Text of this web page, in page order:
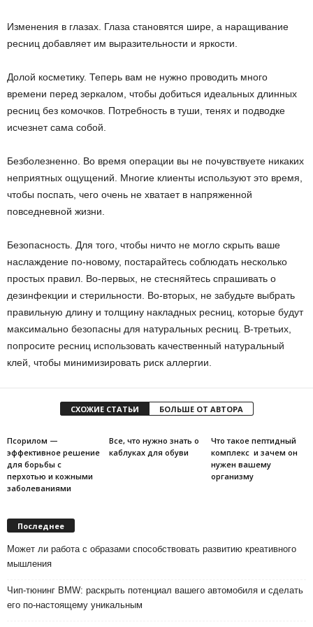
Изменения в глазах. Глаза становятся шире, а наращивание
ресниц добавляет им выразительности и яркости.
Долой косметику. Теперь вам не нужно проводить много
времени перед зеркалом, чтобы добиться идеальных длинных
ресниц без комочков. Потребность в туши, тенях и подводке
исчезнет сама собой.
Безболезненно. Во время операции вы не почувствуете никаких
неприятных ощущений. Многие клиенты используют это время,
чтобы поспать, чего очень не хватает в напряженной
повседневной жизни.
Безопасность. Для того, чтобы ничто не могло скрыть ваше
наслаждение по-новому, постарайтесь соблюдать несколько
простых правил. Во-первых, не стесняйтесь спрашивать о
дезинфекции и стерильности. Во-вторых, не забудьте выбрать
правильную длину и толщину накладных ресниц, которые будут
максимально безопасны для натуральных ресниц. В-третьих,
попросите ресниц использовать качественный натуральный
клей, чтобы минимизировать риск аллергии.
СХОЖИЕ СТАТЬИ БОЛЬШЕ ОТ АВТОРА
Псорилом —
эффективное решение
для борьбы с
перхотью и кожными
заболеваниями
Все, что нужно знать о
каблуках для обуви
Что такое пептидный
комплекс и зачем он
нужен вашему
организму
Последнее
Может ли работа с образами способствовать развитию креативного
мышления
Чип-тюнинг BMW: раскрыть потенциал вашего автомобиля и сделать
его по-настоящему уникальным